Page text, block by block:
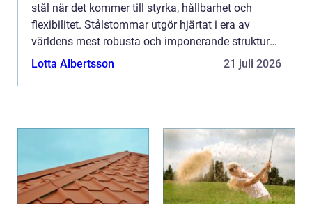
stål när det kommer till styrka, hållbarhet och
flexibilitet. Stålstommar utgör hjärtat i era av
världens mest robusta och imponerande strukturer.
Denna a...
Lotta Albertsson 21 juli 2026